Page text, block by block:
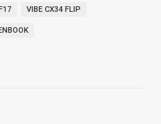
VIBE CX34 FLIP